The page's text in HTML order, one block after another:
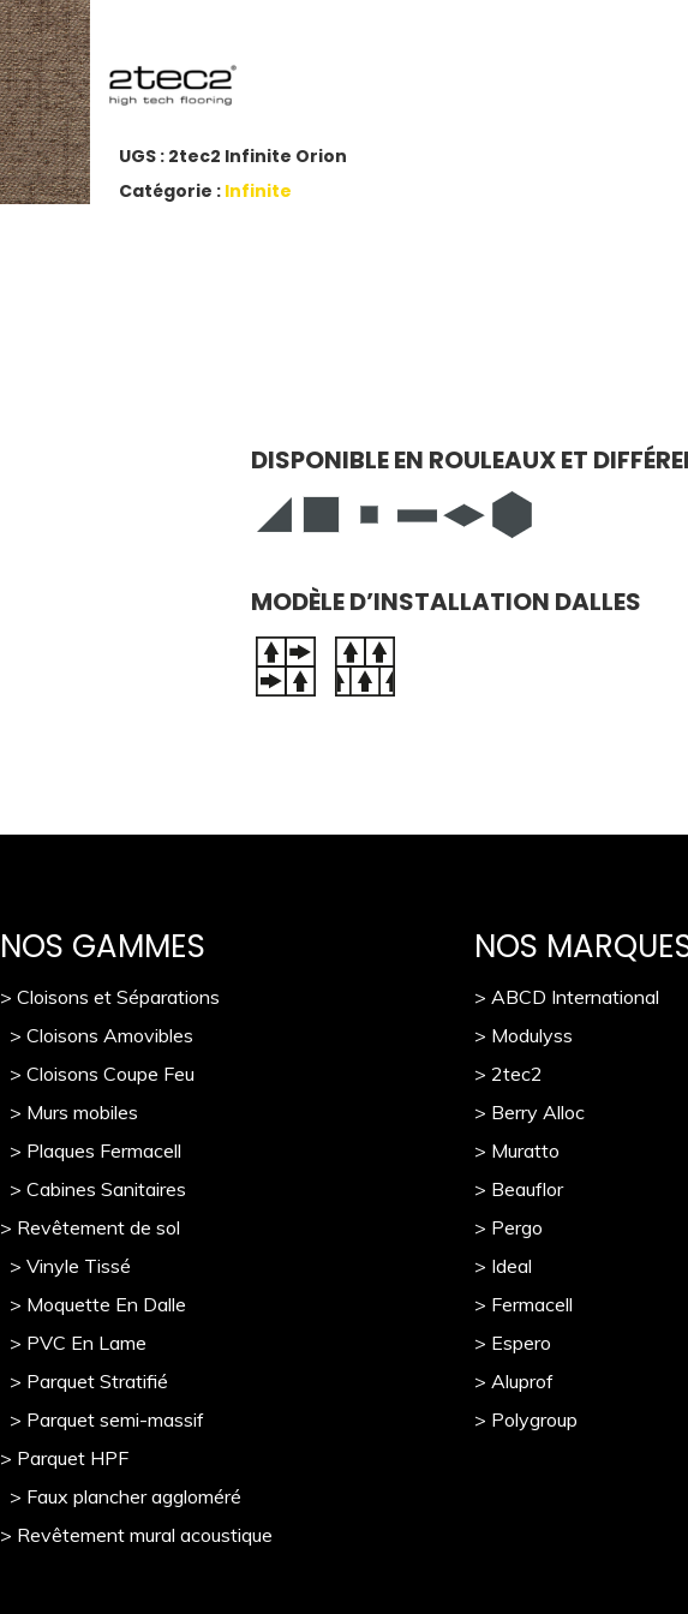
UGS : 2tec2 Infinite Orion
Catégorie : Infinite
DISPONIBLE EN ROULEAUX ET
MODÈLE D’INSTALLATION DALLES
NOS GAMMES
> Cloisons et Séparations
> Cloisons Amovibles
> Cloisons Coupe Feu
> Murs mobiles
> Plaques Fermacell
> Cabines Sanitaires
> Revêtement de sol
> Vinyle Tissé
> Moquette En Dalle
> PVC En Lame
> Parquet Stratifié
> Parquet semi-massif
> Parquet HPF
> Faux plancher aggloméré
> Revêtement mural acoustique
NOS
> ABCD International
> Modulyss
> 2tec2
> Berry Alloc
> Muratto
> Beauflor
> Pergo
> Ideal
> Fermacell
> Espero
> Aluprof
> Polygroup